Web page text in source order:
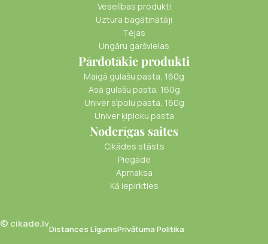
Veselības produkti
Uztura bagātinātāji
Tējas
Ungāru garšvielas
Pārdotākie produkti
Maigā gulašu pasta, 160g
Asā gulašu pasta, 160g
Univer sīpolu pasta, 160g
Univer ķiploku pasta
Noderīgas saites
Cikādes stāsts
Piegāde
Apmaksa
Kā iepirkties
© cikade.lvDistances LīgumsPrivātuma Politika